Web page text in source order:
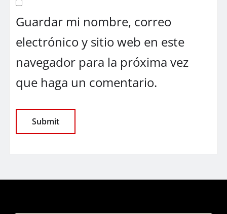
Guardar mi nombre, correo
electrónico y sitio web en este
navegador para la próxima vez
que haga un comentario.